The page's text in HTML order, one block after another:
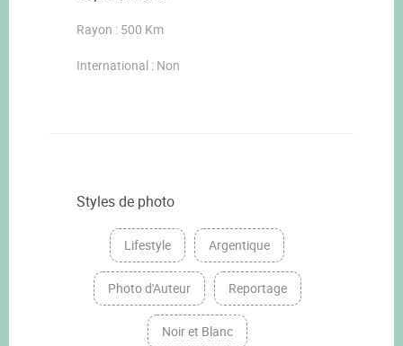
Rayon : 500 Km
International : Non
Styles de photo
Lifestyle Argentique
Photo d'Auteur Reportage
Noir et Blanc